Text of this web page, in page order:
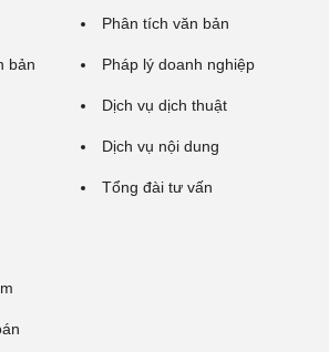
bản
Phân tích văn bản
Pháp lý doanh nghiệp
Dịch vụ dịch thuật
Dịch vụ nội dung
Tổng đài tư vấn